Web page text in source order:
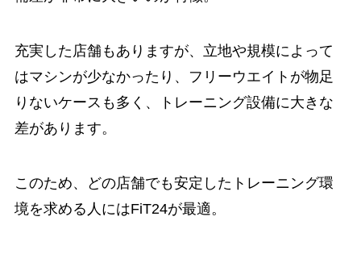
充実した店舗もありますが、立地や規模によって
はマシンが少なかったり、フリーウエイトが物足
りないケースも多く、トレーニング設備に大きな
差があります。
このため、どの店舗でも安定したトレーニング環
境を求める人にはFiT24が最適。